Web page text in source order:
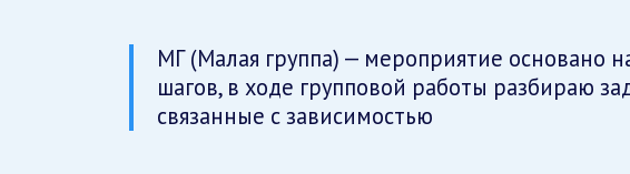
МГ (Малая группа) — мероприятие основано
шагов, в ходе групповой работы разбираю
связанные с зависимостью